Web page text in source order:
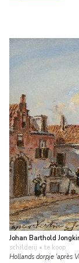
Johan Barthold
schilderij • te koop
Hollands dorpje 'après